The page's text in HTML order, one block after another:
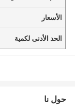
الأسعار
الحد الأدنى لكمية
حول نا